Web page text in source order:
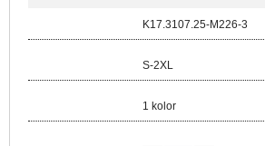
K17.3107.25-M226-3
S-2XL
1 kolor